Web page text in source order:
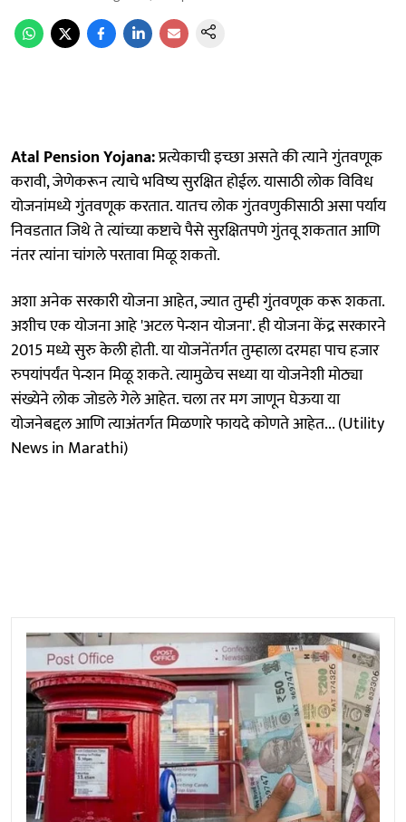
Atal Pension Yojana:प्रत्येकाची इच्छा असते की त्याने गुंतवणूक
करावी, जेणेकरून त्याचे भविष्य सुरक्षित होईल. यासाठी लोक विविध
योजनांमध्ये गुंतवणूक करतात. यातच लोक गुंतवणुकीसाठी असा पर्याय
निवडतात जिथे ते त्यांच्या कष्टाचे पैसे सुरक्षितपणे गुंतवू शकतात आणि
नंतर त्यांना चांगले परतावा मिळू शकतो.
अशा अनेक सरकारी योजना आहेत, ज्यात तुम्ही गुंतवणूक करू शकता.
अशीच एक योजना आहे 'अटल पेन्शन योजना'. ही योजना केंद्र सरकारने
2015 मध्ये सुरु केली होती. या योजनेंतर्गत तुम्हाला दरमहा पाच हजार
रुपयांपर्यंत पेन्शन मिळू शकते. त्यामुळेच सध्या या योजनेशी मोठ्या
संख्येने लोक जोडले गेले आहेत. चला तर मग जाणून घेऊया या
योजनेबद्दल आणि त्याअंतर्गत मिळणारे फायदे कोणते आहेत... (Utility
News in Marathi)